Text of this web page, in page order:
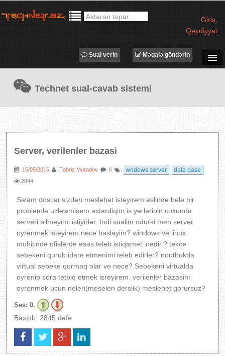
Giriş
Qeydiyyat
TECHNET TV
MƏQALƏLƏR
AVADANLIQLAR
XƏBƏRLƏR
Məqalə göndərin
Sual verin
Technet sual-cavab sistemi
Server, verilenler bazasi
: 15/05/2015 : Təbriz Muradov : 8 : wndows server data base
2844
Salam dostlar.sizden meslehet isteyirem.eslinde bele bir
problemle uzlewmisem.axtardiqim is yerlerinin coxunda
serveri bilmeyimi istiyirler. Indi sualim odurki men server
oyrenmek isteyirem nece baslayim? windows ve linux
muhitinde.ofislerde esas teleb istiqameti nedir.? tekce
sebekeni qurub idare etmenimi teleb edirler? noutbukda
virtual sebeke qurmaq olar ve nece? Sebekeni virtualda
oyrenib sora tetbiq etmek isreyirem. verilenler bazasini
oyrenmek ucun neleri(meselen derslik) meslehet gorursuz?
Səs: 0.
Baxılıb: 2845 dəfə